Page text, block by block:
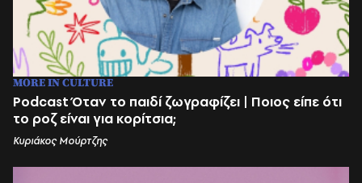
MORE IN CULTURE
Podcast Όταν το παιδί ζωγραφίζει | Ποιος είπε ότι
το ροζ είναι για κορίτσια;
Κυριάκος Μούρτζης